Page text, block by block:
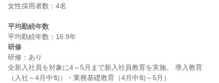
女性採用者数：4名
平均勤続年数
研修
研修：あり
全新入社員を対象に4～5月まで新入社員教育を実施。 導入教育